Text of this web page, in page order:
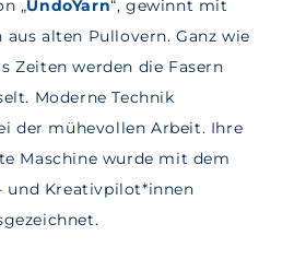
„UndoYarn“, gewinnt mit
aus alten Pullovern. Ganz wie
Zeiten werden die Fasern
Moderne Technik
der mühevollen Arbeit. Ihre
Maschine wurde mit dem
und Kreativpilot*innen